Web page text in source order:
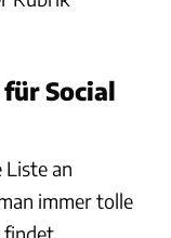
Social
Liste an
immer tolle